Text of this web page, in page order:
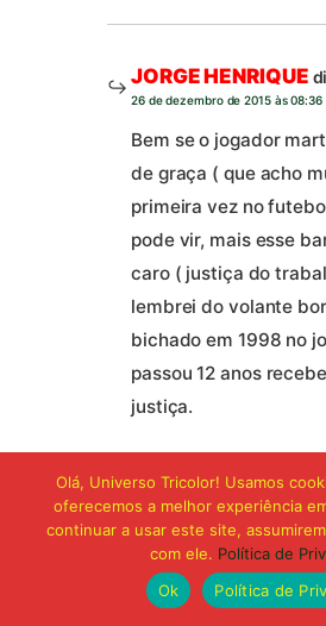
JORGE HENRIQUE
26 de dezembro de 2015 às 08:36
Bem se o jogador
de graça ( que acho
primeira vez no
pode vir, mais esse
caro ( justiça do
lembrei do volante
bichado em 1998 no
passou 12 anos
justiça.
Deixe um
O seu endereço de e-mail não será
Olá, Universo Tricolor! Usamos
oferecemos a melhor experiência
continuar a usar este site,
com ele. Política de
Ok
Política de